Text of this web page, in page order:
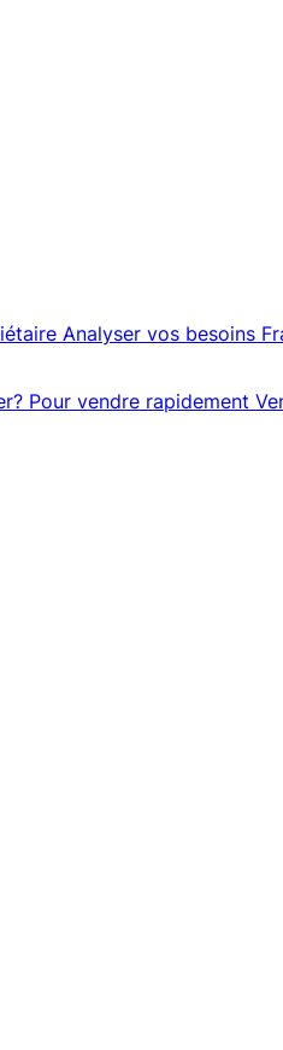
Analyser vos besoins
Pour vendre rapidement